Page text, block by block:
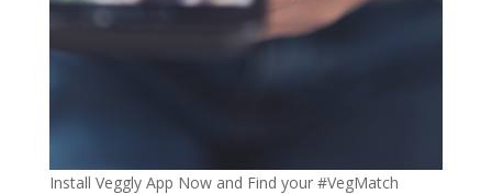
Install Veggly App Now and Find your #VegMatch